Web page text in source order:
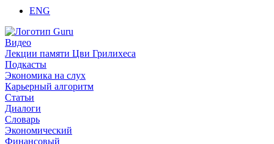
ENG
Видео
Лекции памяти Цви Грилихеса
Подкасты
Экономика на слух
Карьерный алгоритм
Статьи
Диалоги
Словарь
Экономический
Финансовый